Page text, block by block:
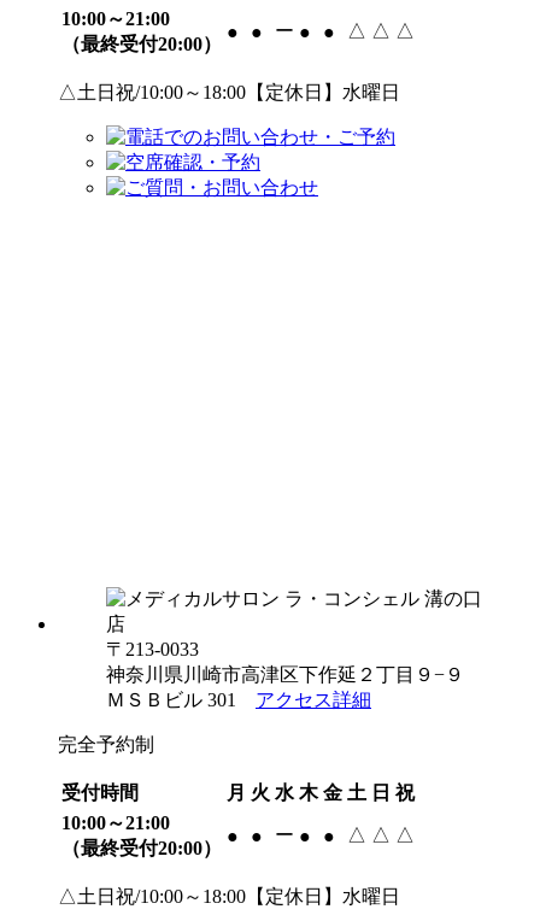
10:00～21:00
（最終受付20:00）
● ● ー ● ● △ △ △
△土日祝/10:00～18:00【定休日】水曜日
〒213-0033
神奈川県川崎市高津区下作延２丁目９−９
ＭＳＢビル 301 アクセス詳細
完全予約制
受付時間 月 火 水 木 金 土 日 祝
10:00～21:00
（最終受付20:00）
● ● ー ● ● △ △ △
△土日祝/10:00～18:00【定休日】水曜日